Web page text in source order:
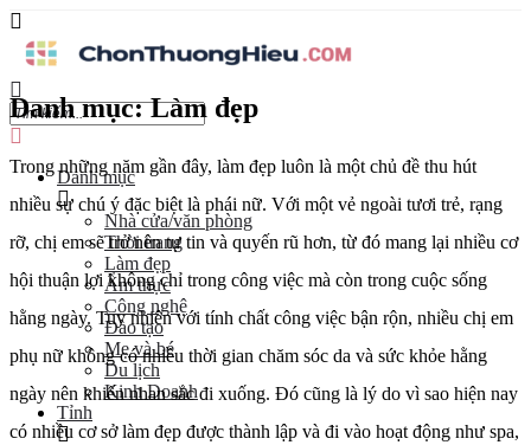
Danh mục
Nhà cửa/văn phòng
Thời trang
Làm đẹp
Ẩm thực
Công nghệ
Đào tạo
Mẹ và bé
Du lịch
Kinh Doanh
Tỉnh
Danh mục:Làm đẹp
Trong những năm gần đây, làm đẹp luôn là một chủ đề thu hút
nhiều sự chú ý đặc biệt là phái nữ. Với một vẻ ngoài tươi trẻ, rạng
rỡ, chị em sẽ trở nên tự tin và quyến rũ hơn, từ đó mang lại nhiều cơ
hội thuận lợi không chỉ trong công việc mà còn trong cuộc sống
hằng ngày. Tuy nhiên với tính chất công việc bận rộn, nhiều chị em
phụ nữ không có nhiều thời gian chăm sóc da và sức khỏe hằng
ngày nên khiến nhan sắc đi xuống. Đó cũng là lý do vì sao hiện nay
có nhiều cơ sở làm đẹp được thành lập và đi vào hoạt động như spa,